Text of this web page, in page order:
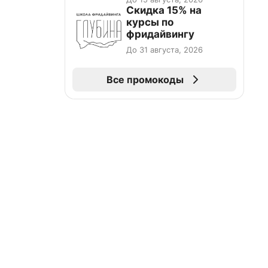
Скидка 15% на
курсы по
фридайвингу
До 31 августа, 2026
Все промокоды